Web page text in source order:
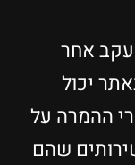
אחר
יכול
ההמרה על
שהם